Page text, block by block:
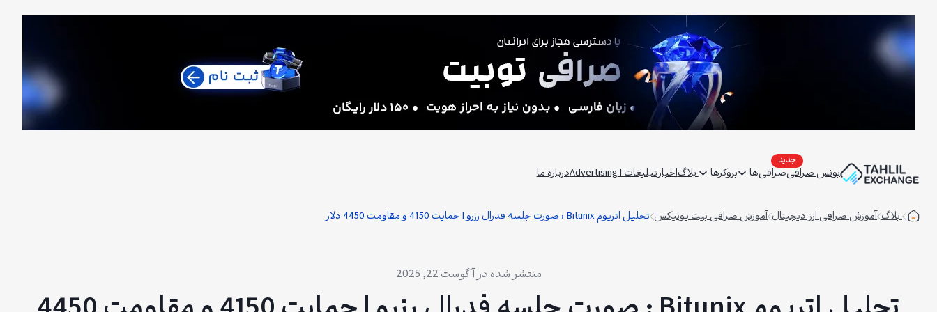
بونس صرافیصرافی‌ها بروکرها بلاگاخبارتبلیغات | Advertising درباره ما
بلاگ آموزش صرافی ارز دیجیتال آموزش صرافی بیت یونیکس تحلیل اتریوم Bitunix : صورت جلسه فدرال رزرو | حمایت 4150 و مقاومت 4450 دلار
آگوست 22, 2025